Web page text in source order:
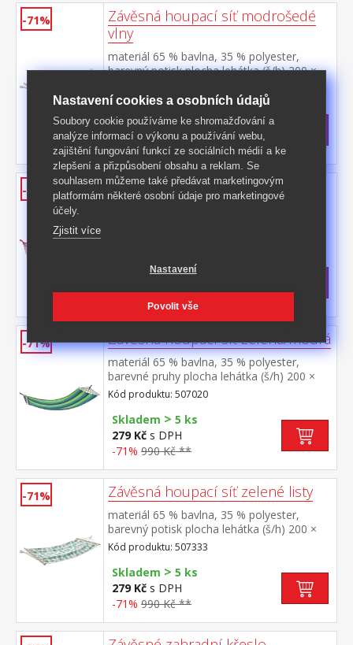
-71%
Závěsná houpací síť modrošedé
vlny
materiál 65 % bavlna, 35 % polyester,
barevný potisk plocha lehátka (š/h) 200 ×
Skladem>
5 ks
279 Kčs DPH
-71% 990 Kč **
-71% Závěsná houpací síť úzké pruhy
Skladem>5 ks
990 Kč **
-71% Závěsná houpací síť zelená/modrá
materiál 65 % bavlna, 35 % polyester,
barevné pruhy plocha lehátka (š/h) 200 ×
100 cm doporučená nosnost do 100 kg
Kód produktu: 507020
Skladem > 5 ks
279 Kč s DPH
-71% 990 Kč **
-71% Závěsná houpací síť zelené listy
materiál 65 % bavlna, 35 % polyester,
barevný potisk plocha lehátka (š/h) 200 ×
100 cm doporučená nosnost do 100 kg
Kód produktu: 507333
Skladem > 5 ks
279 Kč s DPH
-71% 990 Kč **
Nastavení cookies a osobních údajů
Soubory cookie používáme ke shromažďování a
analýze informací o výkonu a používání webu,
zajištění fungování funkcí ze sociálních médií a ke
zlepšení a přizpůsobení obsahu a reklam. Se
souhlasem můžeme také předávat marketingovým
platformám některé osobní údaje pro marketingové
účely.
Zjistit více
Nastavení
Povolit vše